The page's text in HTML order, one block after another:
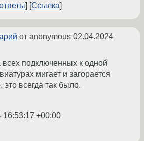
Ссылка
от anonymous 02.04.2024
подключенных к одной
мигает и загорается
это всегда так было.
16:53:17 +00:00